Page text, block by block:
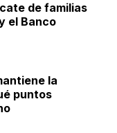
de familias
el Banco
la
puntos